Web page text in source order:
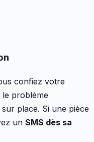
confiez votre
le problème
place. Si une pièce
un SMS dès sa